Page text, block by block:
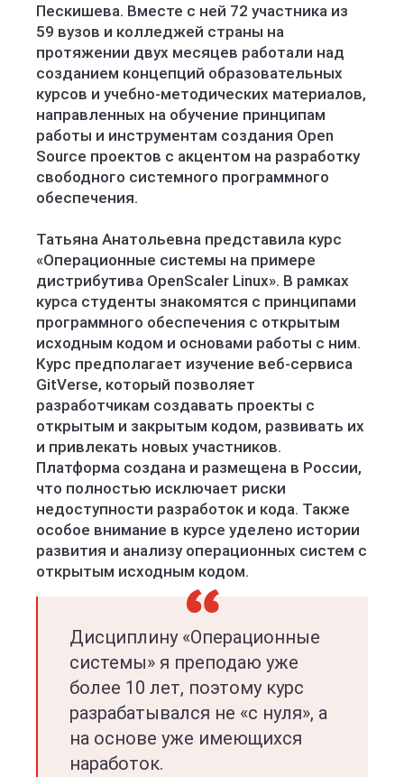
Пескишева. Вместе с ней 72 участника из
59 вузов и колледжей страны на
протяжении двух месяцев работали над
созданием концепций образовательных
курсов и учебно-методических материалов,
направленных на обучение принципам
работы и инструментам создания Open
Source проектов с акцентом на разработку
свободного системного программного
обеспечения.
Татьяна Анатольевна представила курс
«Операционные системы на примере
дистрибутива OpenScaler Linux». В рамках
курса студенты знакомятся с принципами
программного обеспечения с открытым
исходным кодом и основами работы с ним.
Курс предполагает изучение веб-сервиса
GitVerse, который позволяет
разработчикам создавать проекты с
открытым и закрытым кодом, развивать их
и привлекать новых участников.
Платформа создана и размещена в России,
что полностью исключает риски
недоступности разработок и кода. Также
особое внимание в курсе уделено истории
развития и анализу операционных систем с
открытым исходным кодом.
Дисциплину «Операционные
системы» я преподаю уже
более 10 лет, поэтому курс
разрабатывался не «с нуля», а
на основе уже имеющихся
наработок.